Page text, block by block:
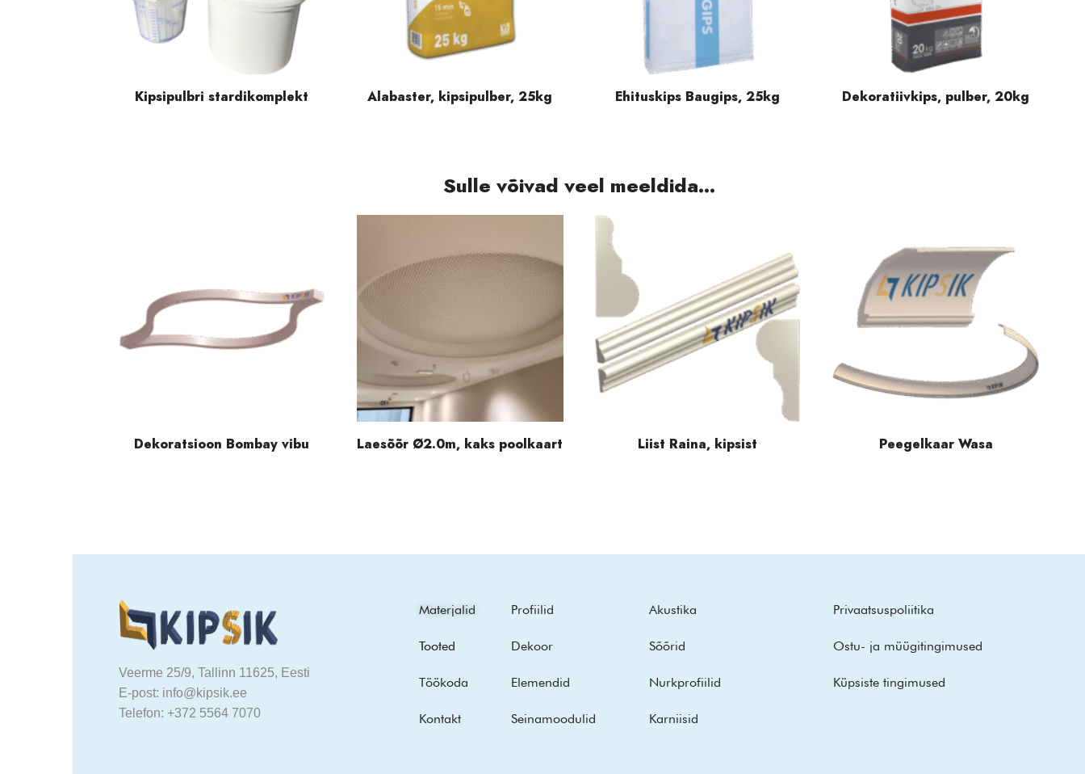
Kipsipulbri stardikomplekt Alabaster, kipsipulber, 25kg Ehituskips Baugips, 25kg Dekoratiivkips, pulber, 20kg
Sulle võivad veel meeldida...
Dekoratsioon Bombay vibu Laesõõr Ø2.0m, kaks poolkaart Liist Raina, kipsist Peegelkaar Wasa
Veerme 25/9, Tallinn 11625, Eesti
E-post: info@kipsik.ee
Telefon: +372 5564 7070
Materjalid
Tooted
Töökoda
Kontakt
Profiilid
Dekoor
Elemendid
Seinamoodulid
Akustika
Sõõrid
Nurkprofiilid
Karniisid
Privaatsuspoliitika
Ostu- ja müügitingimused
Küpsiste tingimused